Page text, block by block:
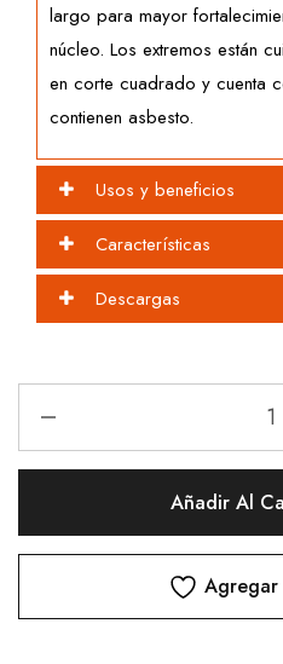
largo para mayor
núcleo. Los extremos están
en corte cuadrado y cuenta
contienen asbesto.
Usos y beneficios
Características
Descargas
Añadir Al
Agregar